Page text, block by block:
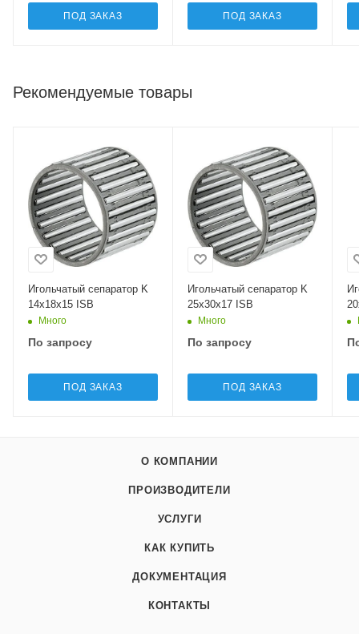
ПОД ЗАКАЗ ПОД ЗАКАЗ
Рекомендуемые товары
Игольчатый сепаратор K
14x18x15 ISB
Много
По запросу
ПОД ЗАКАЗ
Игольчатый сепаратор K
25x30x17 ISB
Много
По запросу
ПОД ЗАКАЗ
О КОМПАНИИ
ПРОИЗВОДИТЕЛИ
УСЛУГИ
КАК КУПИТЬ
ДОКУМЕНТАЦИЯ
КОНТАКТЫ